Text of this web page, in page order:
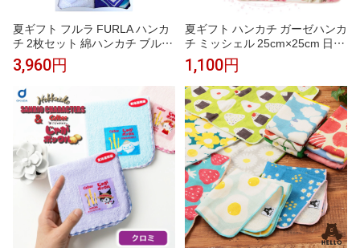
夏ギフト フルラ FURLA ハンカ
チ 2枚セット 綿ハンカチ ブルー
50cm タオルハンカチ ブルー 23
cm 高級 海外 イタリア レディー
ス ブランド ギフト プレゼント
女性 人気 おしゃれ かわいい フ
ェミニン スタイリッシュ ラッピ
ング対応 誕生日 お礼 お返し お
祝い
3,960円
夏ギフト ハンカチ ガーゼハンカ
チ ミッシェル 25cm×25cm 日本
製 ギフトボックス入り レディー
ス ギフト プレゼント 女性 赤ち
ゃん ベビー おしゃれ 人気 誕生
日 お礼 お返し お祝い ノベルテ
ィ 贈答品 敬老の日 タオルギフ
ト
1,100円